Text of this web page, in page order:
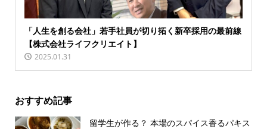
「人生を創る会社」若手社員が切り拓く新卒採用の最前線
【株式会社ライフクリエイト】
2025.01.31
おすすめ記事
留学生が作る？ 本場のスパイス香るパキス